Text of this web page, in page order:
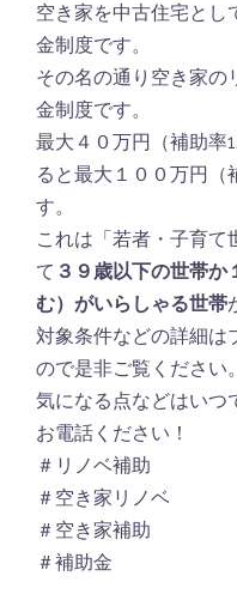
空き家を中古住宅とし
金制度です。
その名の通り空き家の
金制度です。
最大４０万円（補助
ると最大１００万円
す。
これは「若者・子育て
て ３９歳以下の世帯
む）がいらしゃる世帯
対象条件などの詳細は
ので是非ご覧ください。
気になる点などはいつ
お電話ください！
＃リノベ補助
＃空き家リノベ
＃空き家補助
＃補助金